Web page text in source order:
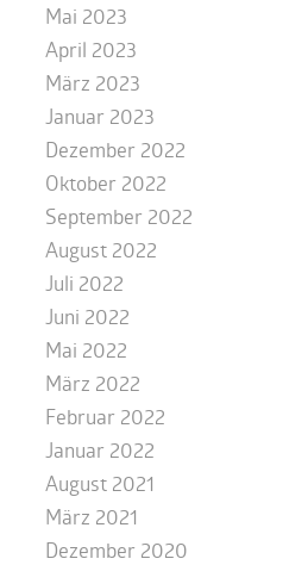
Mai 2023
April 2023
März 2023
Januar 2023
Dezember 2022
Oktober 2022
September 2022
August 2022
Juli 2022
Juni 2022
Mai 2022
März 2022
Februar 2022
Januar 2022
August 2021
März 2021
Dezember 2020